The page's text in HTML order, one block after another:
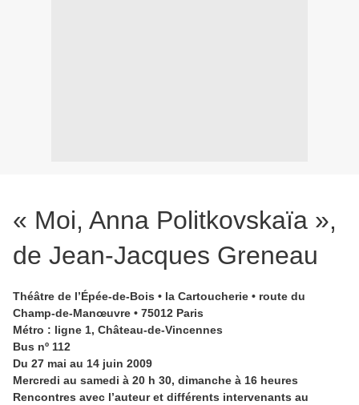
« Moi, Anna Politkovskaïa »,
de Jean-Jacques Greneau
Théâtre de l’Épée-de-Bois • la Cartoucherie • route du
Champ-de-Manœuvre • 75012 Paris
Métro : ligne 1, Château-de-Vincennes
Bus nº 112
Du 27 mai au 14 juin 2009
Mercredi au samedi à 20 h 30, dimanche à 16 heures
Rencontres avec l’auteur et différents intervenants au